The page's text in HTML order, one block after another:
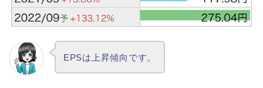
EPSは上昇傾向です。